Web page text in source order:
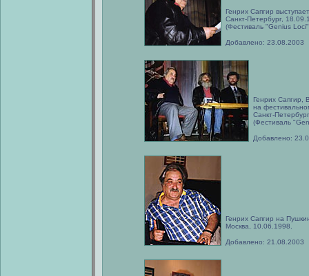
Генрих Сапгир
Санкт-Петербург,
(Фестиваль "Genius
Добавлено: 23.08.2003
Генрих Сапгир,
на
Санкт-
(Фестиваль
Добавлено:
Генрих Сапгир на
Москва, 10.06.1998.
Добавлено: 21.08.2003